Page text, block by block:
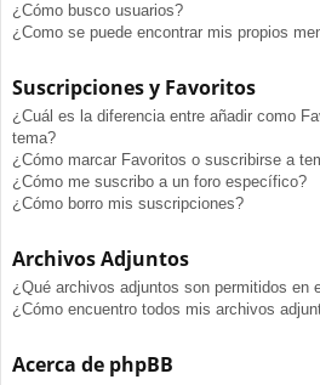
¿Cómo busco usuarios?
¿Como se puede encontrar mis propios
Suscripciones y Favoritos
¿Cuál es la diferencia entre añadir como
tema?
¿Cómo marcar Favoritos o suscribirse a
¿Cómo me suscribo a un foro específico?
¿Cómo borro mis suscripciones?
Archivos Adjuntos
¿Qué archivos adjuntos son permitidos en
¿Cómo encuentro todos mis archivos
Acerca de phpBB